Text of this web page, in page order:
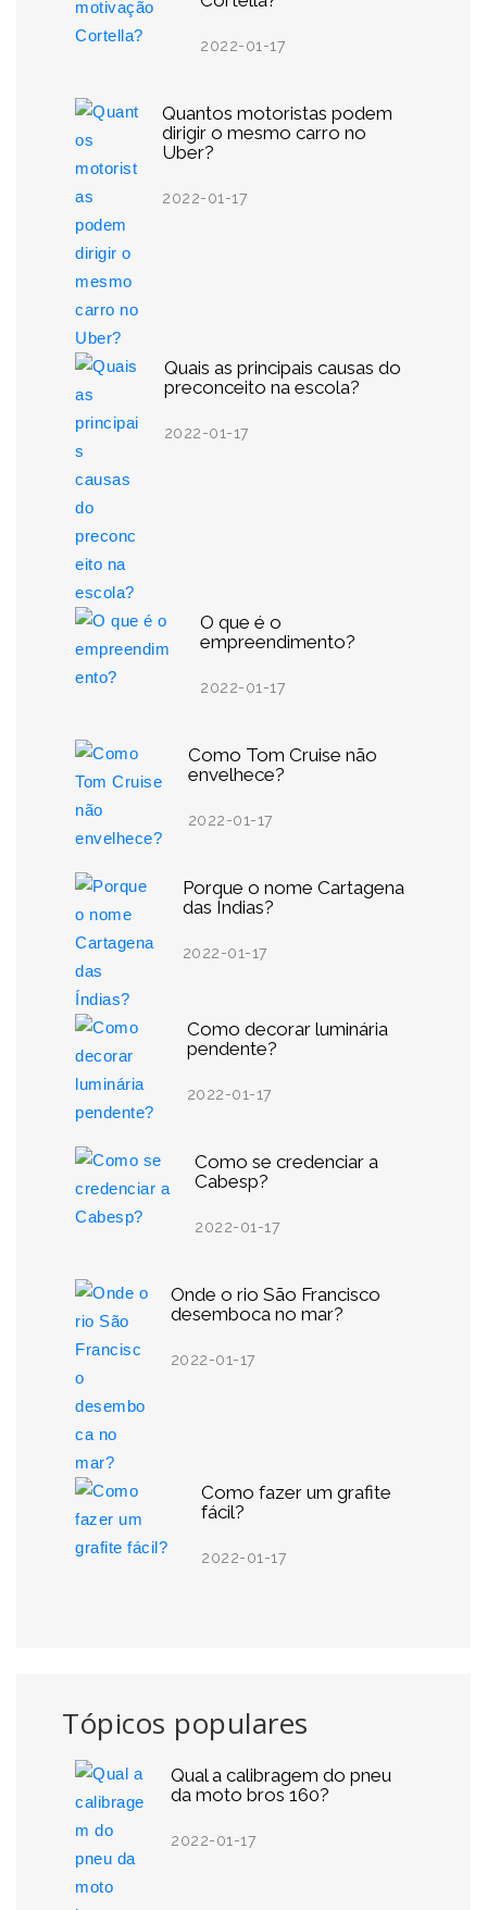
2022-01-17
Quantos motoristas podem
dirigir o mesmo carro no
Uber?
2022-01-17
Quais as principais causas do
preconceito na escola?
2022-01-17
O que é o
empreendimento?
2022-01-17
Como Tom Cruise não
envelhece?
2022-01-17
Porque o nome Cartagena
das Índias?
2022-01-17
Como decorar luminária
pendente?
2022-01-17
Como se credenciar a
Cabesp?
2022-01-17
Onde o rio São Francisco
desemboca no mar?
2022-01-17
Como fazer um grafite
fácil?
2022-01-17
Tópicos populares
Qual a calibragem do pneu
da moto bros 160?
2022-01-17